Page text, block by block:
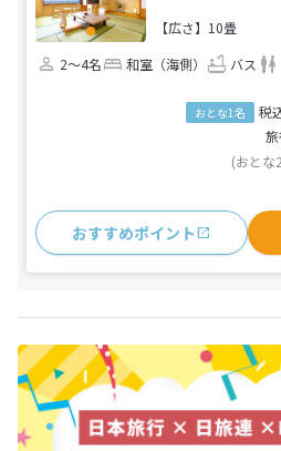
【広さ】10畳
2～4名
和室（海側） バス
おとな1名 税
(おとな
おすすめポイント